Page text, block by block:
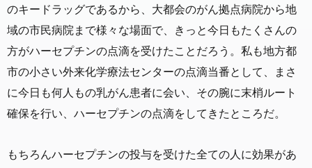
のキードラッグであるから、大都会のがん拠点病院から地
域の市民病院まで様々な場面で、きっと今日もたくさんの
方がハーセプチンの点滴を受けたことだろう。私も地方都
市の小さい外来化学療法センターの点滴当番として、まさ
に今日も何人もの乳がん患者に会い、その腕に末梢ルート
確保を行い、ハーセプチンの点滴をしてきたところだ。
もちろんハーセプチンの投与を受けた全ての人に効果があ